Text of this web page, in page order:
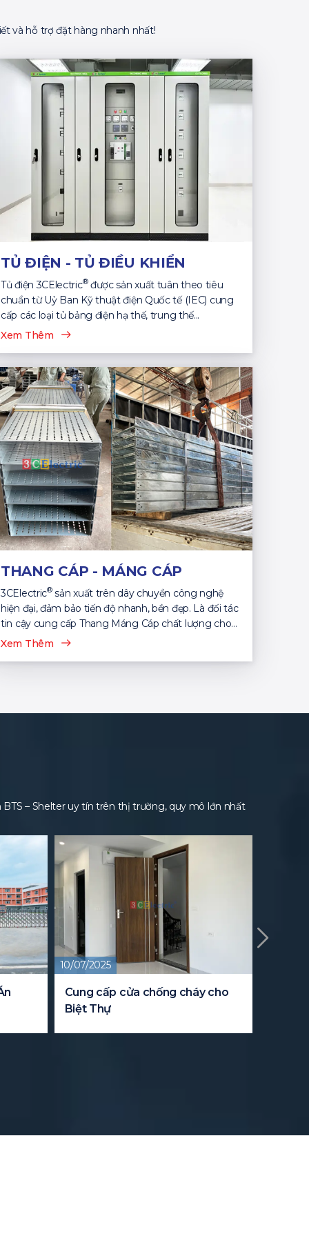
và hỗ trợ đặt hàng nhanh nhất!
TỦ ĐIỆN - TỦ ĐIỀU KHIỂN
Tủ điện 3CElectric®được sản xuất tuân theo tiêu
chuẩn từ Uỷ Ban Kỹ thuật điện Quốc tế (IEC) cung
cấp các loại tủ bảng điện hạ thế, trung thế...
Xem Thêm
THANG CÁP - MÁNG CÁP
3CElectric®sản xuất trên dây chuyền công nghệ
hiện đại, đảm bảo tiến độ nhanh, bền đẹp. Là đối tác
tin cậy cung cấp Thang Máng Cáp chất lượng cho
nhiều dự án...
Xem Thêm
BTS – Shelter uy tín trên thị trường, quy mô lớn nhất
cửa chống cháy cho
09/08/2024
Dự án cung cấp tủ Data